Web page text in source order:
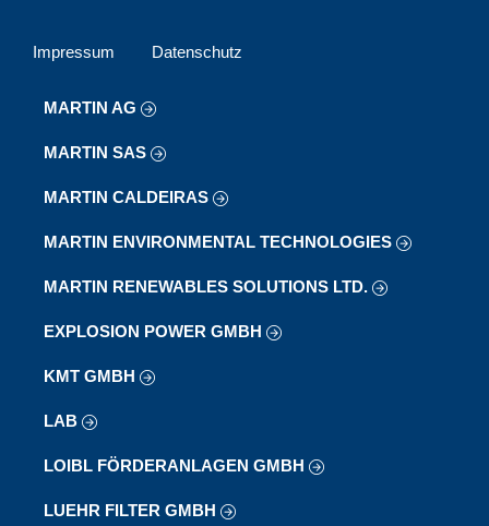
Impressum Datenschutz
MARTIN AG
MARTIN SAS
MARTIN CALDEIRAS
MARTIN ENVIRONMENTAL TECHNOLOGIES
MARTIN RENEWABLES SOLUTIONS LTD.
EXPLOSION POWER GMBH
KMT GMBH
LAB
LOIBL FÖRDERANLAGEN GMBH
LUEHR FILTER GMBH